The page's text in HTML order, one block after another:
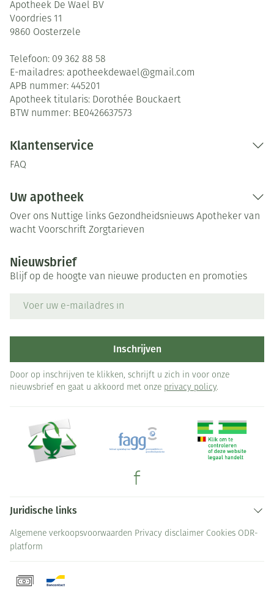
Apotheek De Wael BV
Voordries 11
9860 Oosterzele
Telefoon: 09 362 88 58
E-mailadres: apotheekdewael@gmail.com
APB nummer: 445201
Apotheek titularis: Dorothée Bouckaert
BTW nummer: BE0426637573
Klantenservice
FAQ
Uw apotheek
Over ons Nuttige links Gezondheidsnieuws Apotheker van
wacht Voorschrift Zorgtarieven
Nieuwsbrief
Blijf op de hoogte van nieuwe producten en promoties
Inschrijven
Door op inschrijven te klikken, schrijft u zich in voor onze
nieuwsbrief en gaat u akkoord met onze privacy policy.
Juridische links
Algemene verkoopsvoorwaarden Privacy disclaimer Cookies ODR-
platform